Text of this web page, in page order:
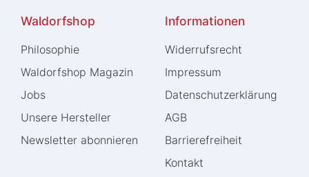
Waldorfshop
Philosophie
Waldorfshop Magazin
Jobs
Unsere Hersteller
Newsletter abonnieren
Informationen
Widerrufs­recht
Impressum
Daten­schutz­erklärung
AGB
Barrierefreiheit
Kontakt